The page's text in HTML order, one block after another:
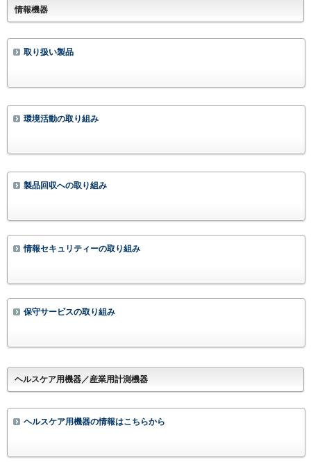
情報機器
取り扱い製品
環境活動の取り組み
製品回収への取り組み
情報セキュリティーの取り組み
保守サービスの取り組み
ヘルスケア用機器／産業用計測機器
ヘルスケア用機器の情報はこちらから